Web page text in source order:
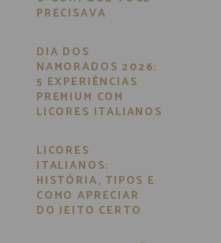
PRECISAVA
DIA DOS
NAMORADOS 2026:
5 EXPERIÊNCIAS
PREMIUM COM
LICORES ITALIANOS
LICORES
ITALIANOS:
HISTÓRIA, TIPOS E
COMO APRECIAR
DO JEITO CERTO